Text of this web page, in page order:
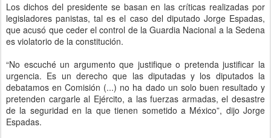
Los dichos del presidente se basan en las críticas realizadas por
legisladores panistas, tal es el caso del diputado Jorge Espadas,
que acusó que ceder el control de la Guardia Nacional a la Sedena
es violatorio de la constitución.
“No escuché un argumento que justifique o pretenda justificar la
urgencia. Es un derecho que las diputadas y los diputados la
debatamos en Comisión (...) no ha dado un solo buen resultado y
pretenden cargarle al Ejército, a las fuerzas armadas, el desastre
de la seguridad en la que tienen sometido a México”, dijo Jorge
Espadas.